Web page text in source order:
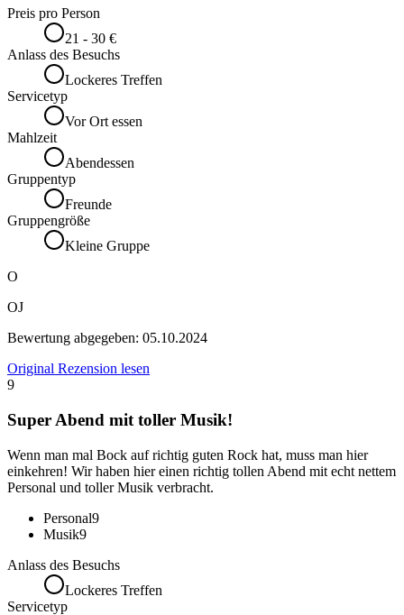
Preis pro Person
21 - 30 €
Anlass des Besuchs
Lockeres Treffen
Servicetyp
Vor Ort essen
Mahlzeit
Abendessen
Gruppentyp
Freunde
Gruppengröße
Kleine Gruppe
O
OJ
Bewertung abgegeben: 05.10.2024
Original Rezension lesen
9
Super Abend mit toller Musik!
Wenn man mal Bock auf richtig guten Rock hat, muss man hier
einkehren! Wir haben hier einen richtig tollen Abend mit echt nettem
Personal und toller Musik verbracht.
Personal9
Musik9
Anlass des Besuchs
Lockeres Treffen
Servicetyp